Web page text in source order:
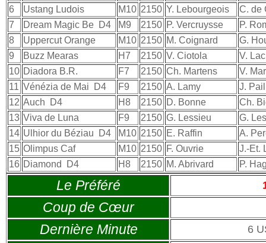
6
Ustang Ludois M10 2150 Y. Lebourgeois
C. de
7
Dream Magic Be D4 M9 2150 P. Vercruysse
P.
8
Uppercut Orange M10 2150 M. Coignard
G.
9
Buzz Mearas H7 2150 V. Ciotola
V.
10 Diadora B.R. F7 2150 Ch. Martens
V.
11 Vénézia de Mai D4 F9 2150 A. Lamy
J.
12 Auch D4 H8 2150 D. Bonne
Ch.
13 Viva de Luna F9 2150 G. Lessieu
G.
14 Ulhior du Béziau D4 M10 2150 E. Raffin
A.
15 Olimpus Caf M10 2150 F. Ouvrie
J.-Et.
16 Diamond D4 H8 2150 M. Abrivard P.
Le Préféré
Coup de Cœur
Dernière Minute
6